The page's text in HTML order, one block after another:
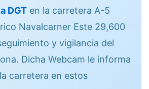
DGT en la carretera A-5
Navalcarner Este 29,600
y vigilancia del
Dicha Webcam le informa
carretera en estos